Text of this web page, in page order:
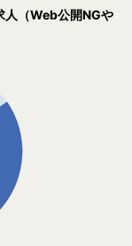
ンを策定
きるキャリ
前に進める”存
が、データの
、プロダクト
・実現できる
応えるだけで
う問いから始
義する姿勢を
人（Web公開NGや